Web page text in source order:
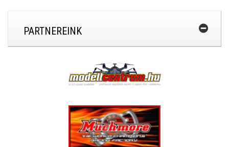
PARTNEREINK